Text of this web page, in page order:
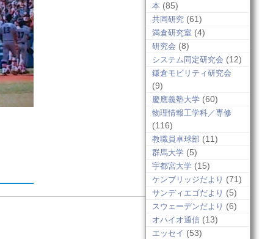
本 (85)
共同研究 (61)
満倉研究室 (4)
研究会 (8)
システム同定研究会 (12)
鎌倉モビリティ研究会
(9)
慶應義塾大学 (60)
物理情報工学科／専修
(116)
教職員卓球部 (11)
群馬大学 (5)
宇都宮大学 (15)
ケンブリッジだより (71)
サンディエゴだより (5)
スウェーデンだより (6)
オハイオ通信 (13)
エッセイ (53)